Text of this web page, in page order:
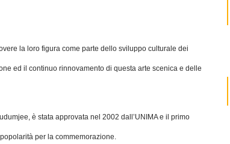
la loro figura come parte dello sviluppo culturale dei
ed il continuo rinnovamento di questa arte scenica e delle
è stata approvata nel 2002 dall’UNIMA e il primo
per la commemorazione.